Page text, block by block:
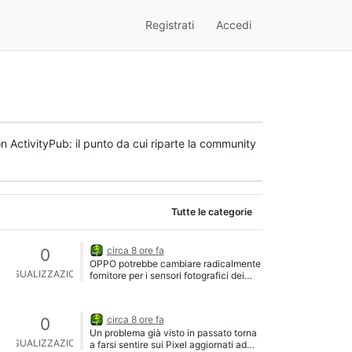
Registrati Accedi
ActivityPub: il punto da cui riparte la community
Tutte le categorie
0
VISUALIZZAZIONI
circa 8 ore fa
OPPO potrebbe cambiare radicalmente
fornitore per i sensori fotografici dei
modelli di punta. Secondo un leaker,
l’obiettivo dell’azienda cinese sarebbe
portare i sensori da 200 megapixel di
0
VISUALIZZAZIONI
circa 8 ore fa
Un problema già visto in passato torna
a farsi sentire sui Pixel aggiornati ad